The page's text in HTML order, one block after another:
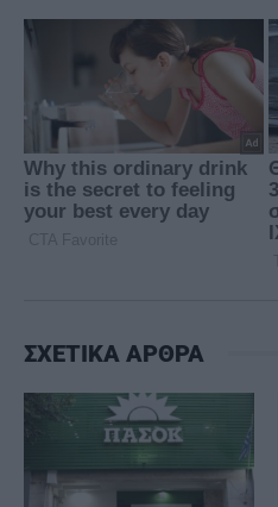
ΣΧΕΤΙΚΑ ΑΡΘΡΑ